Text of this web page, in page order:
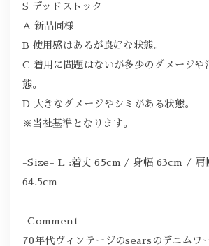
S デッドストック
A 新品同様
B 使用感はあるが良好な状態。
C 着用に問題はないが多少のダメージや
態。
D 大きなダメージやシミがある状態。
※当社基準となります。
-Size- L :着丈 65cm / 身幅 63cm / 肩
64.5cm
-Comment-
70年代ヴィンテージのsearsのデニムワ